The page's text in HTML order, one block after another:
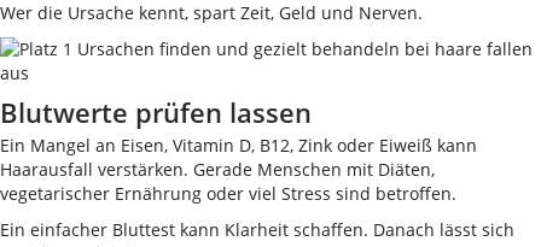
Wer die Ursache kennt, spart Zeit, Geld und Nerven.
Blutwerte prüfen lassen
Ein Mangel an Eisen, Vitamin D, B12, Zink oder Eiweiß kann
Haarausfall verstärken. Gerade Menschen mit Diäten,
vegetarischer Ernährung oder viel Stress sind betroffen.
Ein einfacher Bluttest kann Klarheit schaffen. Danach lässt sich